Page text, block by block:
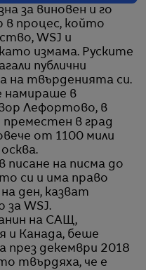
за виновен и го
в процес, който
WSJ и
измама. Руските
публични
на твърденията си.
намираше в
Лефортово, в
преместен в град
от 1100 мили
писане на писма до
си и има право
ден, казват
WSJ.
на САЩ,
и Канада, беше
през декември 2018
твърдяха, че е